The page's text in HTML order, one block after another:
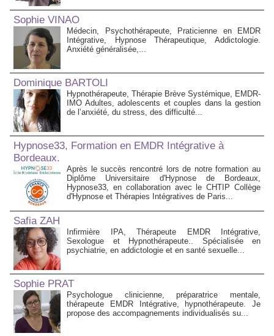
Sophie VINAO
Médecin, Psychothérapeute, Praticienne en EMDR
Intégrative, Hypnose Thérapeutique, Addictologie.
Anxiété généralisée,...
Dominique BARTOLI
Hypnothérapeute, Thérapie Brève Systémique, EMDR-
IMO Adultes, adolescents et couples dans la gestion
de l’anxiété, du stress, des difficulté...
Hypnose33, Formation en EMDR Intégrative à
Bordeaux.
Après le succès rencontré lors de notre formation au
Diplôme Universitaire d'Hypnose de Bordeaux,
Hypnose33, en collaboration avec le CHTIP Collège
d'Hypnose et Thérapies Intégratives de Paris...
Safia ZAH
Infirmière IPA, Thérapeute EMDR Intégrative,
Sexologue et Hypnothérapeute.. Spécialisée en
psychiatrie, en addictologie et en santé sexuelle...
Sophie PRAT
Psychologue clinicienne, préparatrice mentale,
thérapeute EMDR Intégrative, hypnothérapeute. Je
propose des accompagnements individualisés su...